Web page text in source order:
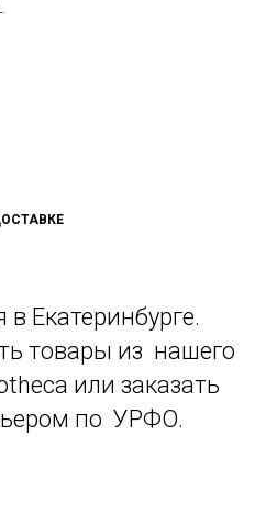
Екатеринбурге.
товары из нашего
или заказать
по УРФО.